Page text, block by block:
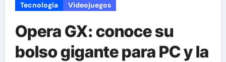
Tecnología Videojuegos
Opera GX: conoce su
bolso gigante para PC y la